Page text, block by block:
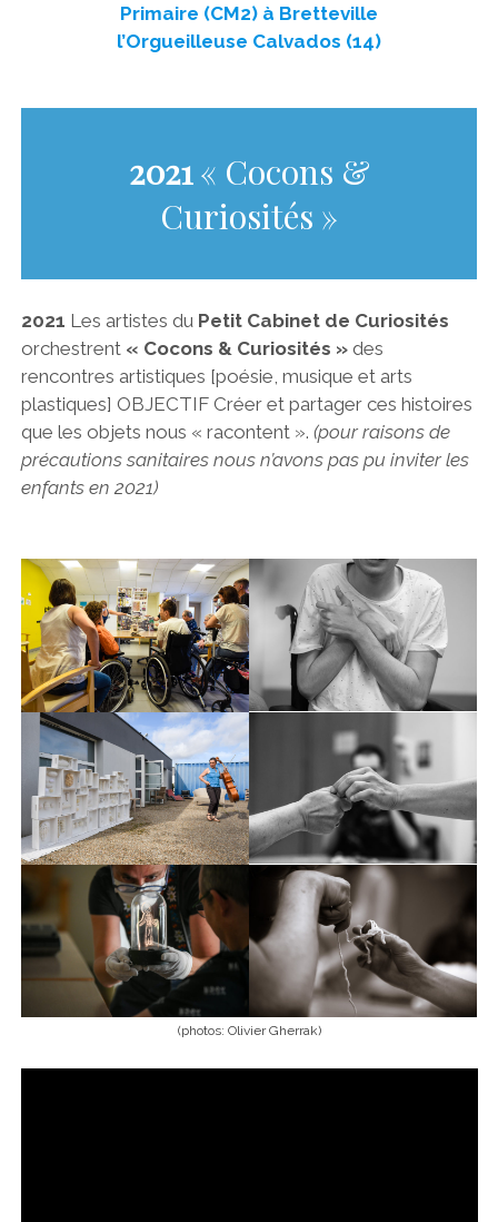
Primaire (CM2) à Bretteville
l’Orgueilleuse Calvados (14)
2021 « Cocons &
Curiosités »
2021 Les artistes du Petit Cabinet de Curiosités
orchestrent« Cocons & Curiosités »des
rencontres artistiques [poésie, musique et arts
plastiques] OBJECTIF Créer et partager ces histoires
que les objets nous « racontent ». (pour raisons de
précautions sanitaires nous n’avons pas pu inviter les
enfants en 2021)
(photos: Olivier Gherrak)